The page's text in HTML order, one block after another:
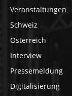
Veranstaltungen
Schweiz
Österreich
Interview
Pressemeldung
Digitalisierung